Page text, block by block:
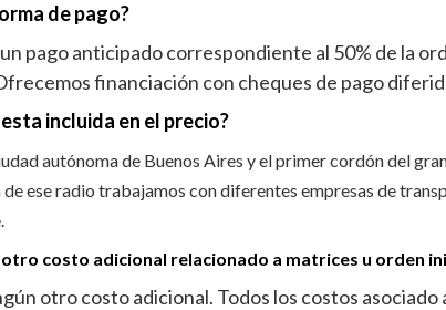
de pago?
pago anticipado correspondiente al 50% de la
financiación con cheques de pago
incluida en el precio?
autónoma de Buenos Aires y el primer cordón del
ese radio trabajamos con diferentes empresas de
otro costo adicional relacionado a matrices u orden
otro costo adicional. Todos los costos